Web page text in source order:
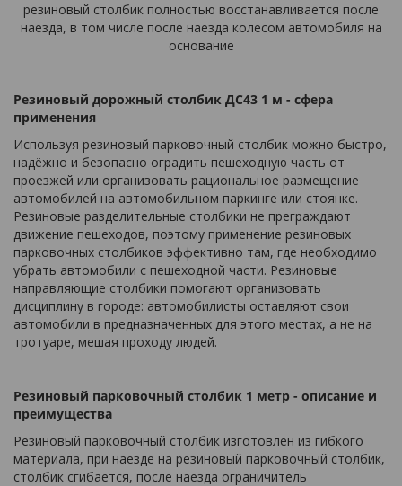
резиновый столбик полностью восстанавливается после
наезда, в том числе после наезда колесом автомобиля на
основание
Резиновый дорожный столбик ДС43 1 м - сфера
применения
Используя резиновый парковочный столбик можно быстро,
надёжно и безопасно оградить пешеходную часть от
проезжей или организовать рациональное размещение
автомобилей на автомобильном паркинге или стоянке.
Резиновые разделительные столбики не преграждают
движение пешеходов, поэтому применение резиновых
парковочных столбиков эффективно там, где необходимо
убрать автомобили с пешеходной части. Резиновые
направляющие столбики помогают организовать
дисциплину в городе: автомобилисты оставляют свои
автомобили в предназначенных для этого местах, а не на
тротуаре, мешая проходу людей.
Резиновый парковочный столбик 1 метр - описание и
преимущества
Резиновый парковочный столбик изготовлен из гибкого
материала, при наезде на резиновый парковочный столбик,
столбик сгибается, после наезда ограничитель